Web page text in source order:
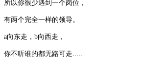
所以你很少遇到一个岗位，
有两个完全一样的领导。
a向东走，b向西走，
你不听谁的都无路可走.....